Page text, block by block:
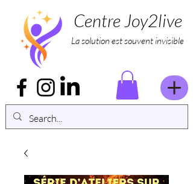
Centre Joy2live
La solution est souvent invisible